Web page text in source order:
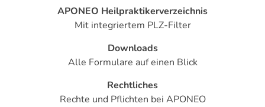
elektronische Adresse: https://www.omnivision.de/
APONEO Heilpraktikerverzeichnis
Mit integriertem PLZ-Filter
Downloads
Alle Formulare auf einen Blick
Rechtliches
Rechte und Pflichten bei APONEO